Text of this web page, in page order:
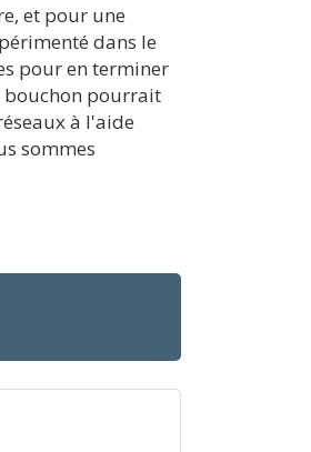
et pour une
dans le
pour en terminer
bouchon pourrait
à l'aide
sommes